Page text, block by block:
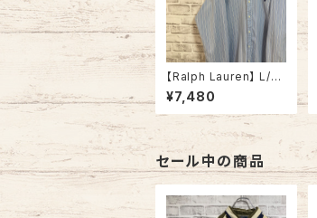
【Ralph Lauren】 L/S
Stripe BD Shirt L 90
s vintage blue ラルフ
ローレン ストライプ BD
シャツ ボタンダウン 長
袖 ポニーロゴ 刺繍ロゴ
胸ロゴ アメリカ USA
古着
¥7,480
セール中の商品